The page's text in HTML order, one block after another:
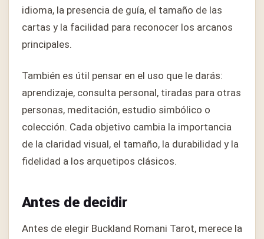
idioma, la presencia de guía, el tamaño de las
cartas y la facilidad para reconocer los arcanos
principales.
También es útil pensar en el uso que le darás:
aprendizaje, consulta personal, tiradas para otras
personas, meditación, estudio simbólico o
colección. Cada objetivo cambia la importancia
de la claridad visual, el tamaño, la durabilidad y la
fidelidad a los arquetipos clásicos.
Antes de decidir
Antes de elegir Buckland Romani Tarot, merece la